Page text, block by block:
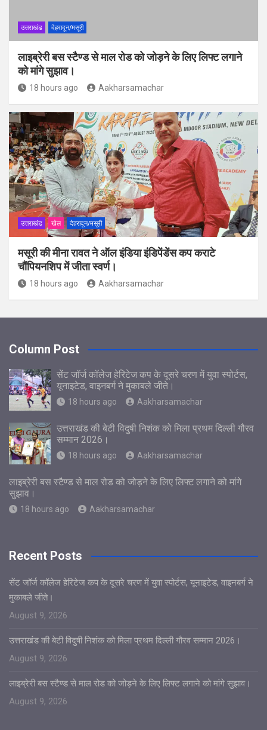
उत्तराखंड देहरादून/मसूरी
लाइब्रेरी बस स्टैण्ड से माल रोड को जोड़ने के लिए लिफ्ट लगाने
को मांगे सुझाव।
18 hours ago Aakharsamachar
उत्तराखंड खेल देहरादून/मसूरी
मसूरी की मीना रावत ने ऑल इंडिया इंडिपेंडेंस कप कराटे
चौंपियनशिप में जीता स्वर्ण।
18 hours ago Aakharsamachar
Column Post
सेंट जॉर्ज कॉलेज हेरिटेज कप के दूसरे चरण में युवा स्पोर्टस,
यूनाइटेड, वाइनबर्ग ने मुकाबले जीते।
18 hours ago Aakharsamachar
उत्तराखंड की बेटी विदुषी निशंक को मिला प्रथम दिल्ली गौरव
सम्मान 2026।
18 hours ago Aakharsamachar
लाइब्रेरी बस स्टैण्ड से माल रोड को जोड़ने के लिए लिफ्ट लगाने को मांगे
सुझाव।
18 hours ago Aakharsamachar
Recent Posts
सेंट जॉर्ज कॉलेज हेरिटेज कप के दूसरे चरण में युवा स्पोर्टस, यूनाइटेड, वाइनबर्ग ने
मुकाबले जीते।
August 9, 2026
उत्तराखंड की बेटी विदुषी निशंक को मिला प्रथम दिल्ली गौरव सम्मान 2026।
August 9, 2026
लाइब्रेरी बस स्टैण्ड से माल रोड को जोड़ने के लिए लिफ्ट लगाने को मांगे सुझाव।
August 9, 2026